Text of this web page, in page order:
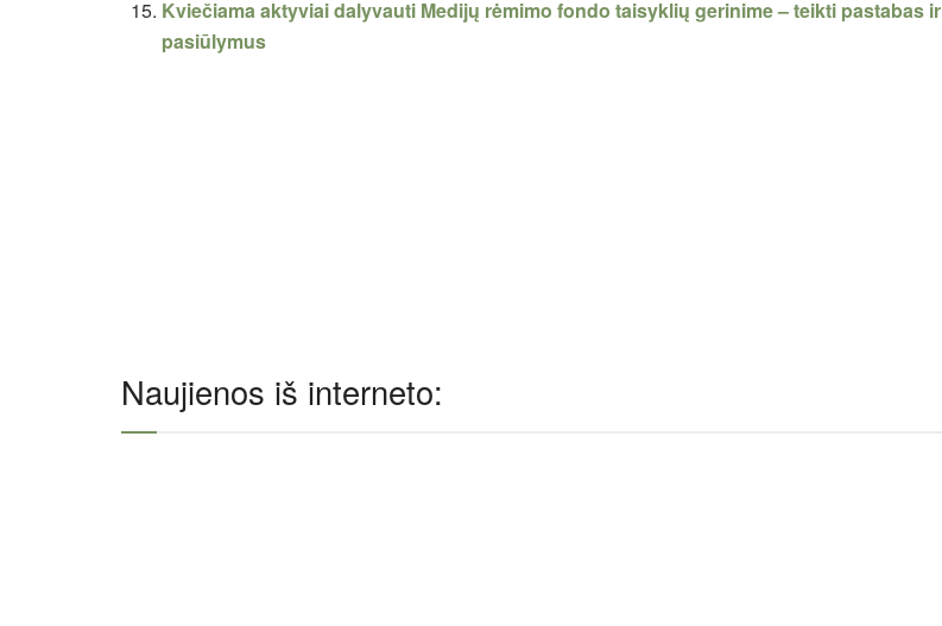
Kviečiama aktyviai dalyvauti Medijų rėmimo fondo taisyklių gerinime – teikti pastabas ir
pasiūlymus
Naujienos iš interneto: